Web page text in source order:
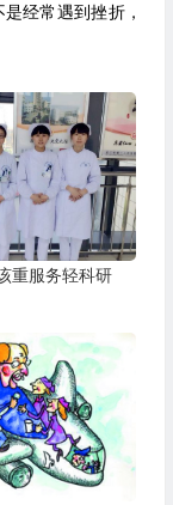
经常遇到挫折，
重服务轻科研